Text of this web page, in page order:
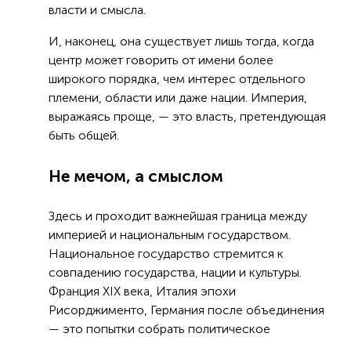
власти и смысла.
И, наконец, она существует лишь тогда, когда
центр может говорить от имени более
широкого порядка, чем интерес отдельного
племени, области или даже нации. Империя,
выражаясь проще, — это власть, претендующая
быть общей.
Не мечом, а смыслом
Здесь и проходит важнейшая граница между
империей и национальным государством.
Национальное государство стремится к
совпадению государства, нации и культуры.
Франция XIX века, Италия эпохи
Рисорджименто, Германия после объединения
— это попытки собрать политическое